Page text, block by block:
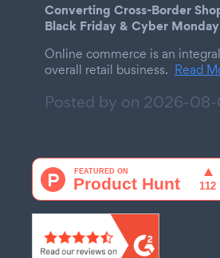
Converting Cross-Border
Black Friday & Cyber Monday
Online commerce is an
overall retail business. Read
Posted by on 2026-